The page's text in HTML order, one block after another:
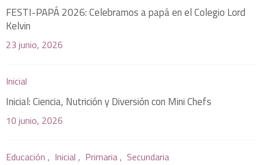
FESTI-PAPÁ 2026: Celebramos a papá en el Colegio Lord
Kelvin
23 junio, 2026
Inicial
Inicial: Ciencia, Nutrición y Diversión con Mini Chefs
10 junio, 2026
Educación , Inicial , Primaria , Secundaria